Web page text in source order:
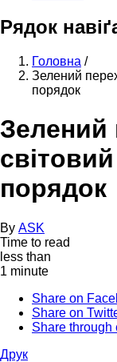
Рядок
Головна /
Зелений
порядок
Зелений
порядок
By ASK
Time to read
less than
1 minute
Share on
Share on
Share through
Друк